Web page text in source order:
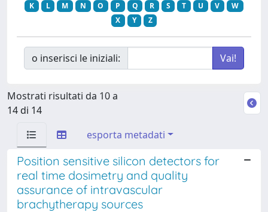
K
L M N O P Q R S T U V
W
X
Y Z
o inserisci le iniziali:
Mostrati risultati da 10 a
14 di 14
esporta metadati
Position sensitive silicon detectors for
real time dosimetry and quality
assurance of intravascular
brachytherapy sources